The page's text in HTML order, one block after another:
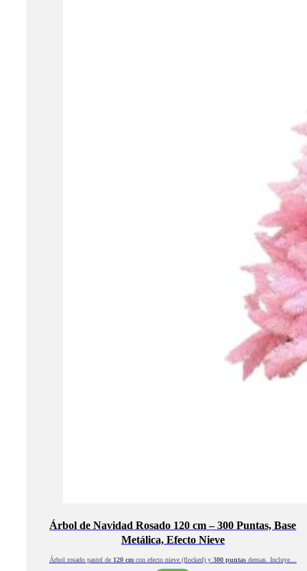
Árbol de Navidad Rosado 120 cm – 300 Puntas, Base
Metálica, Efecto Nieve
Árbol rosado pastel de 120 cmcon efecto nieve (flocked) y 300 puntasdensas. Incluye…